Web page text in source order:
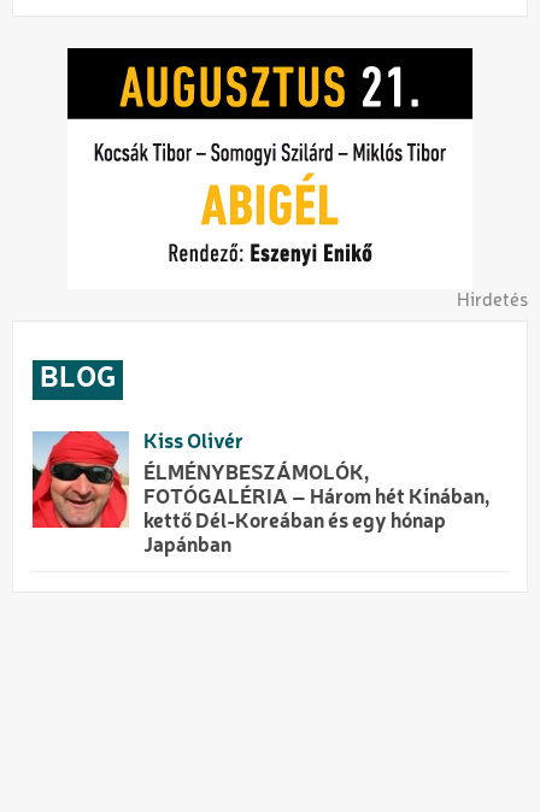
Hirdetés
BLOG
Kiss Olivér
ÉLMÉNYBESZÁMOLÓK,
FOTÓGALÉRIA – Három hét Kínában,
kettő Dél-Koreában és egy hónap
Japánban